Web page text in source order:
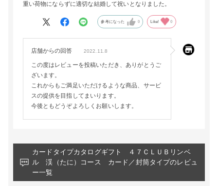
重い荷物にならずに適切な結婚して祝いとなりました。
参考になった 0 Like! 0
店舗からの回答 2022.11.8
この度はレビューを投稿いただき、ありがとうご
ざいます。
これからもご満足いただけるような商品、サービ
スの提供を目指してまいります。
今後ともどうぞよろしくお願いします。
カードタイプカタログギフト ４７ＣＬＵＢリンベ
ル 渓（たに）コース カード／封筒タイプのレビュ
ー一覧